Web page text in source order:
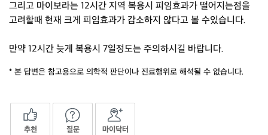
그리고 마이보라는 12시간 지역 복용시 피임효과가 떨어지는점을
고려할때 현재 크게 피임효과가 감소하지 않다고 볼 수있습니다.
만약 12시간 늦게 복용시 7일정도는 주의하시길 바랍니다.
* 본 답변은 참고용으로 의학적 판단이나 진료행위로 해석될 수 없습니다.
추천 질문 마이닥터